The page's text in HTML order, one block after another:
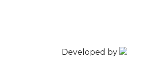
Developed by